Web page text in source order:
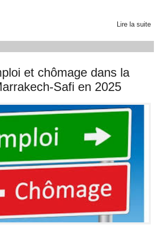
Lire la suite
et chômage dans la
Safi en 2025